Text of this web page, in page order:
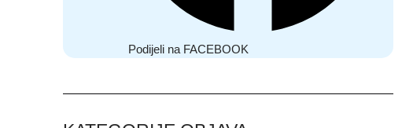
Podijeli na FACEBOOK